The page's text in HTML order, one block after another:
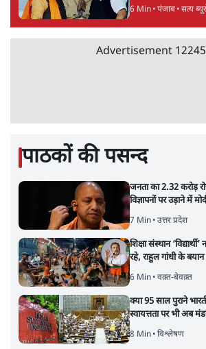
6 Min• पंजाब• सत्य
Advertisement
पाठकों की पसन्द
जनता का 2.32 करोड़
विज्ञापनों पर उड़ाने में
7 Min• उत्तर प्रदेश
शिक्षा संस्थान
रहे, राहुल गांधी के
6 Min• वक़्त-बेवक़्त
क्या 95 साल पुराने
स्वायत्तता पर भी अब
8 Min• विश्लेषण